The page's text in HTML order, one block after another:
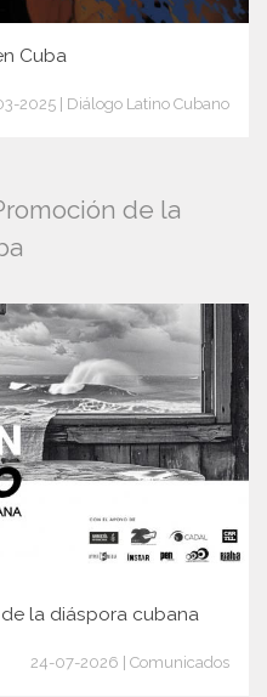
Cuba
2025 | Diálogo Latino Cubano
de la
la diáspora cubana
24-07-2026 | Comunicados